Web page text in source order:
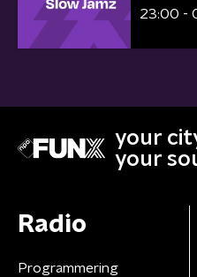
23:00 -
your
your
Radio
Programmering